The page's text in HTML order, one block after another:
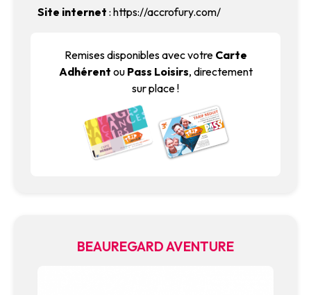
Site internet : https://accrofury.com/
Remises disponibles avec votre Carte
Adhérent ou Pass Loisirs, directement
sur place !
BEAUREGARD AVENTURE